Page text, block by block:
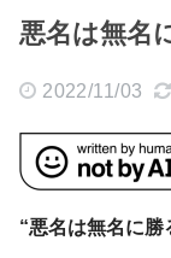
悪名は無名
2022/11/03
“悪名は無名に勝